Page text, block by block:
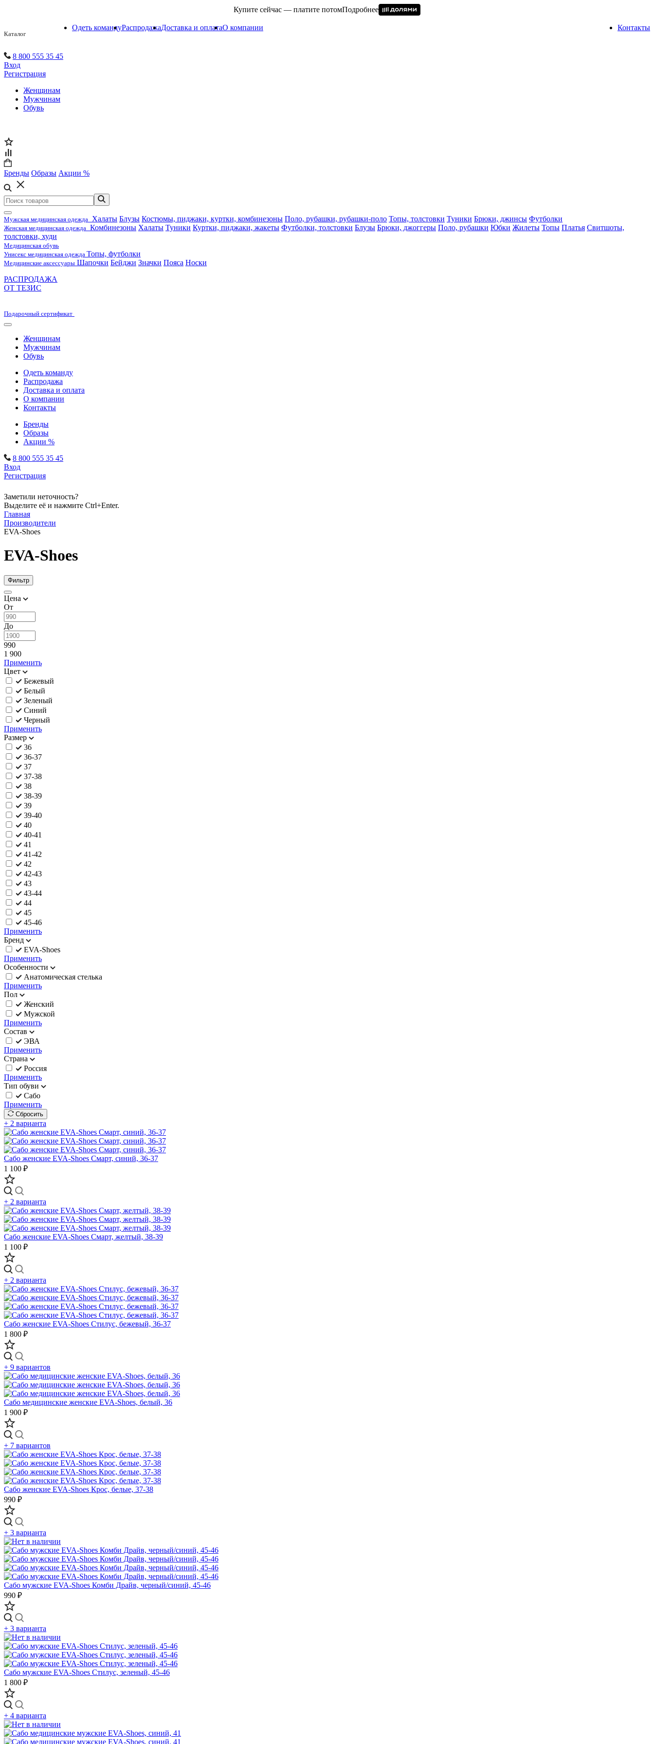
Купите сейчас — платите потомПодробнее
Каталог
Одеть командуРаспродажаДоставка и оплатаО компании Контакты
8 800 555 35 45
Вход
Регистрация
Женщинам
Мужчинам
Обувь
Бренды Образы Акции %
Мужская медицинская одежда Халаты Блузы Костюмы, пиджаки, куртки, комбинезоны Поло, рубашки, рубашки-поло Топы, толстовки Туники Брюки, джинсы Футболки
Женская медицинская одежда Комбинезоны Халаты Туники Куртки, пиджаки, жакеты Футболки, толстовки Блузы Брюки, джоггеры Поло, рубашки Юбки Жилеты Топы Платья Свитшоты,
толстовки, худи
Медицинская обувь
Унисекс медицинская одежда Топы, футболки
Медицинские аксессуары Шапочки Бейджи Значки Пояса Носки
РАСПРОДАЖА
ОТ ТЕЗИС
Подарочный сертификат
Женщинам
Мужчинам
Обувь
Одеть команду
Распродажа
Доставка и оплата
О компании
Контакты
Бренды
Образы
Акции %
8 800 555 35 45
Вход
Регистрация
Заметили неточность?
Выделите её и нажмите Ctrl+Enter.
Главная
Производители
EVA-Shoes
EVA-Shoes
Фильтр
Цена
От
До
990
1 900
Применить
Цвет
Бежевый
Белый
Зеленый
Синий
Черный
Применить
Размер
36
36-37
37
37-38
38
38-39
39
39-40
40
40-41
41
41-42
42
42-43
43
43-44
44
45
45-46
Применить
Бренд
EVA-Shoes
Применить
Особенности
Анатомическая стелька
Применить
Пол
Женский
Мужской
Применить
Состав
ЭВА
Применить
Страна
Россия
Применить
Тип обуви
Сабо
Применить
Сбросить
+ 2 варианта
Сабо женские EVA-Shoes Смарт, синий, 36-37
1 100 ₽
+ 2 варианта
Сабо женские EVA-Shoes Смарт, желтый, 38-39
1 100 ₽
+ 2 варианта
Сабо женские EVA-Shoes Стилус, бежевый, 36-37
1 800 ₽
+ 9 вариантов
Сабо медицинские женские EVA-Shoes, белый, 36
1 900 ₽
+ 7 вариантов
Сабо женские EVA-Shoes Крос, белые, 37-38
990 ₽
+ 3 варианта
Сабо мужские EVA-Shoes Комби Драйв, черный/синий, 45-46
990 ₽
+ 3 варианта
Сабо мужские EVA-Shoes Стилус, зеленый, 45-46
1 800 ₽
+ 4 варианта